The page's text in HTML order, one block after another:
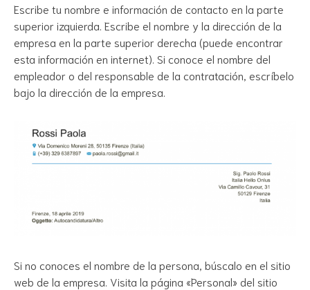
Escribe tu nombre e información de contacto en la parte
superior izquierda. Escribe el nombre y la dirección de la
empresa en la parte superior derecha (puede encontrar
esta información en internet). Si conoce el nombre del
empleador o del responsable de la contratación, escríbelo
bajo la dirección de la empresa.
Si no conoces el nombre de la persona, búscalo en el sitio
web de la empresa. Visita la página «Personal» del sitio